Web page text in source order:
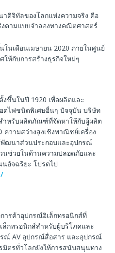
าดิจิทัลของโลกแห่งความจริง คือ
ตามแบบจำลองทางคณิตศาสตร์
ในเดือนเมษายน 2020 ภายในศูนย์
ห้กับการสร้างธุรกิจใหม่ๆ
งขึ้นในปี 1920 เพื่อผลิตและ
ดไฟชนิดพิเศษอื่นๆ ปัจจุบัน บริษัท
ำหรับผลิตภัณฑ์ที่จัดหาให้กับผู้ผลิต
ความสว่างสูงเชิงพาณิชย์เครื่อง
พัฒนาส่วนประกอบและอุปกรณ์
นช่วยในด้านความปลอดภัยและ
นอัจฉริยะ โปรดไป
ารค้าอุปกรณ์อิเล็กทรอนิกส์ที่
กทรอนิกส์สำหรับผู้บริโภคและ
ณ์ AV อุปกรณ์สื่อสาร และอุปกรณ์
ตรทั่วโลกยังให้การสนับสนุนทาง